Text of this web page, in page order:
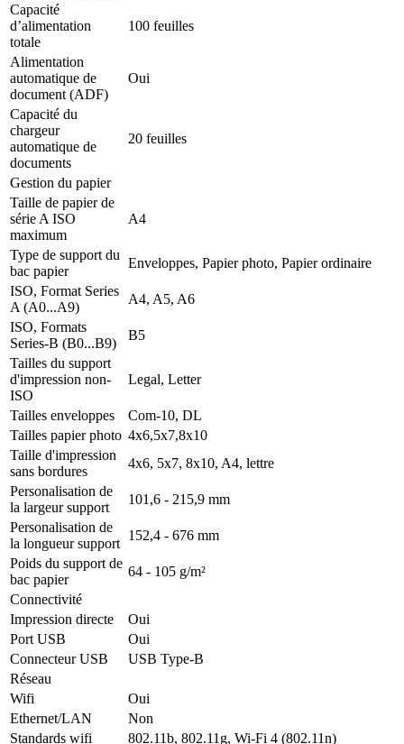
Capacité
d’alimentation
totale
100 feuilles
Alimentation
automatique de
document (ADF)
Oui
Capacité du
chargeur
automatique de
documents
20 feuilles
Gestion du papier
Taille de papier de
série A ISO
maximum
A4
Type de support du
bac papier
Enveloppes, Papier photo, Papier ordinaire
ISO, Format Series
A (A0...A9)
A4, A5, A6
ISO, Formats
Series-B (B0...B9)
B5
Tailles du support
d'impression non-
ISO
Legal, Letter
Tailles enveloppes
Com-10, DL
Tailles papier photo 4x6,5x7,8x10
Taille d'impression
sans bordures
4x6, 5x7, 8x10, A4, lettre
Personalisation de
la largeur support
101,6 - 215,9 mm
Personalisation de
la longueur support
152,4 - 676 mm
Poids du support de
bac papier
64 - 105 g/m²
Connectivité
Impression directe
Oui
Port USB
Oui
Connecteur USB
USB Type-B
Réseau
Wifi
Oui
Ethernet/LAN
Non
Standards wifi
802.11b, 802.11g, Wi-Fi 4 (802.11n)